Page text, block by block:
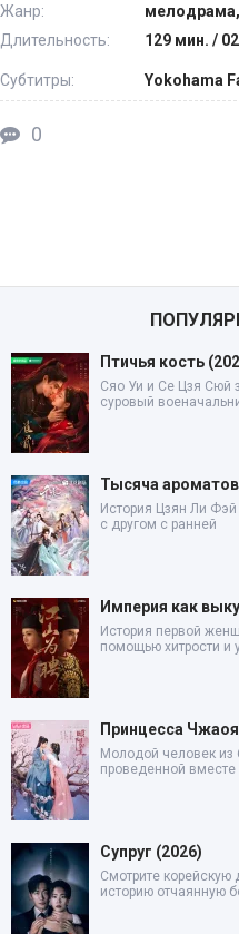
Жанр:
Длительность:
129 мин. /
Субтитры: Yokohama
0
Птичья кость
Сяо Уи и Се Цзя Сюй
суровый
Тысяча ароматов
История Цзян Ли
с другом с ранней
Империя как
История первой
помощью хитрости и
Принцесса
Молодой человек
проведенной вместе
Супруг (2026)
Смотрите корейскую
историю отчаянную